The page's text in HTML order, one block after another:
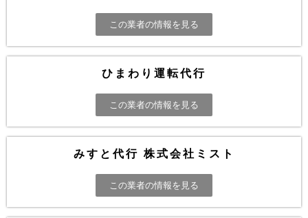
この業者の情報を見る
ひまわり運転代行
この業者の情報を見る
みすと代行 株式会社ミスト
この業者の情報を見る